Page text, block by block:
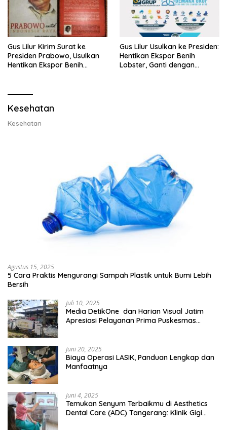
Gus Lilur Kirim Surat ke
Presiden Prabowo, Usulkan
Hentikan Ekspor Benih
Gus Lilur Usulkan ke Presiden:
Hentikan Ekspor Benih
Lobster, Ganti dengan
Kesehatan
Kesehatan
Agustus 15, 2025
5 Cara Praktis Mengurangi Sampah Plastik untuk Bumi Lebih
Bersih
Juli 10, 2025
Media DetikOne dan Harian Visual Jatim
Apresiasi Pelayanan Prima Puskesmas
Juni 20, 2025
Biaya Operasi LASIK, Panduan Lengkap dan
Manfaatnya
Juni 4, 2025
Temukan Senyum Terbaikmu di Aesthetics
Dental Care (ADC) Tangerang: Klinik Gigi